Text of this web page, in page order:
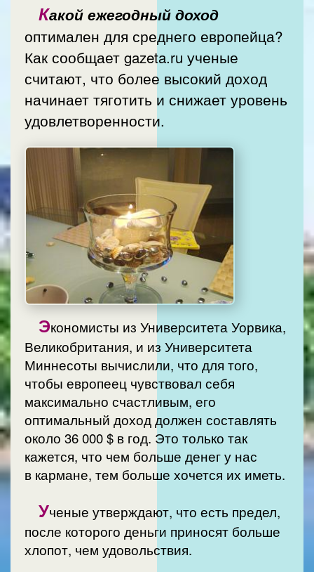
Какой ежегодный доход
оптимален для среднего европейца?
Как сообщает gazeta.ru ученые
считают, что более высокий доход
начинает тяготить и снижает уровень
удовлетворенности.
Экономисты из Университета Уорвика,
Великобритания, и из Университета
Миннесоты вычислили, что для того,
чтобы европеец чувствовал себя
максимально счастливым, его
оптимальный доход должен составлять
около 36 000 $ в год. Это только так
кажется, что чем больше денег у нас
в кармане, тем больше хочется их иметь.
Ученые утверждают, что есть предел,
после которого деньги приносят больше
хлопот, чем удовольствия.